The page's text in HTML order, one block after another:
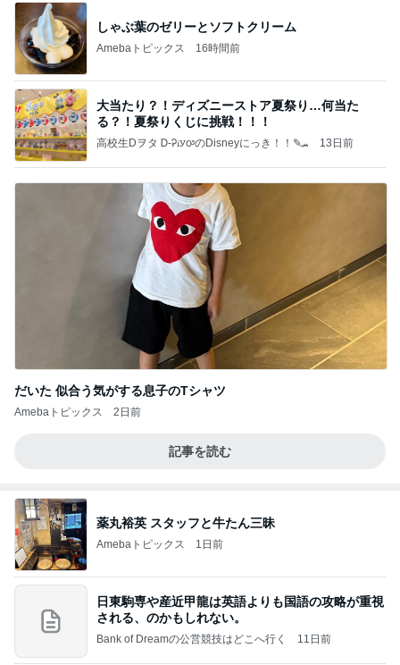
しゃぶ葉のゼリーとソフトクリーム
Amebaトピックス 16時間前
大当たり？！ディズニーストア夏祭り…何当た
る？！夏祭りくじに挑戦！！！
高校生Dヲタ Ꭰ-ᎮꭵꭹꭴのDisneyにっき！！✎ܚ 13日前
だいた 似合う気がする息子のTシャツ
Amebaトピックス 2日前
記事を読む
薬丸裕英 スタッフと牛たん三昧
Amebaトピックス 1日前
日東駒専や産近甲龍は英語よりも国語の攻略が重視
される、のかもしれない。
Bank of Dreamの公営競技はどこへ行く 11日前